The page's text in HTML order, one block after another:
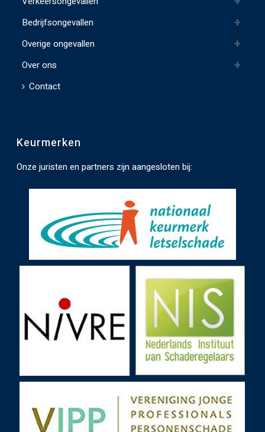
e
e
t
e
l
n
Bedrijfsongevallen
Overige ongevallen
Over ons
Contact
Keurmerken
Onze juristen en partners zijn aangesloten bij: